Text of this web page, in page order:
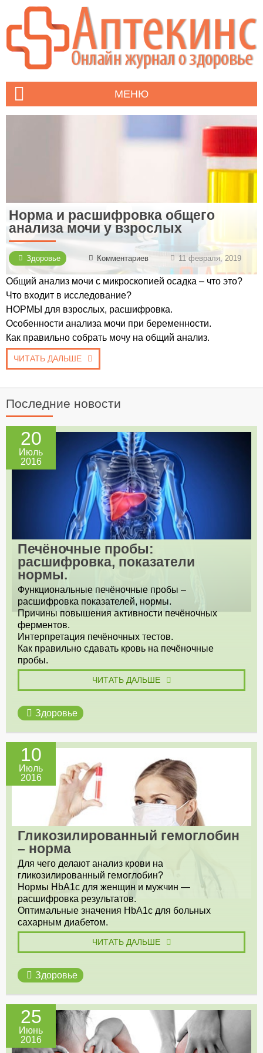
МЕНЮ
Норма и расшифровка общего
анализа мочи у взрослых
Здоровье Комментариев 11 февраля, 2019
Общий анализ мочи с микроскопией осадка – что это?
Что входит в исследование?
НОРМЫ для взрослых, расшифровка.
Особенности анализа мочи при беременности.
Как правильно собрать мочу на общий анализ.
ЧИТАТЬ ДАЛЬШЕ
Последние новости
20
Июль
2016
Печёночные пробы:
расшифровка, показатели
нормы.
Функциональные печёночные пробы –
расшифровка показателей, нормы.
Причины повышения активности печёночных
ферментов.
Интерпретация печёночных тестов.
Как правильно сдавать кровь на печёночные
пробы.
ЧИТАТЬ ДАЛЬШЕ
Здоровье
10
Июль
2016
Гликозилированный гемоглобин
– норма
Для чего делают анализ крови на
гликозилированный гемоглобин?
Нормы HbА1с для женщин и мужчин —
расшифровка результатов.
Оптимальные значения HbА1с для больных
сахарным диабетом.
ЧИТАТЬ ДАЛЬШЕ
Здоровье
25
Июнь
2016